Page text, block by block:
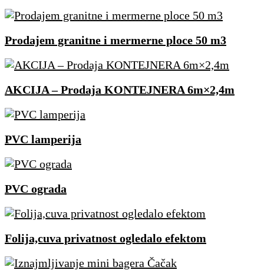
content
Prodajem granitne i mermerne ploce 50 m3
AKCIJA – Prodaja KONTEJNERA 6m×2,4m
PVC lamperija
PVC ograda
Folija,cuva privatnost ogledalo efektom